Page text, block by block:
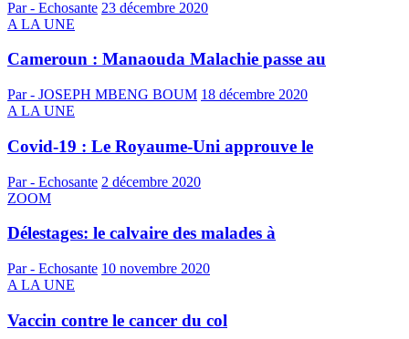
Par - Echosante 23 décembre 2020
A LA UNE
Cameroun : Manaouda Malachie passe au
Par - JOSEPH MBENG BOUM 18 décembre 2020
A LA UNE
Covid-19 : Le Royaume-Uni approuve le
Par - Echosante 2 décembre 2020
ZOOM
Délestages: le calvaire des malades à
Par - Echosante 10 novembre 2020
A LA UNE
Vaccin contre le cancer du col